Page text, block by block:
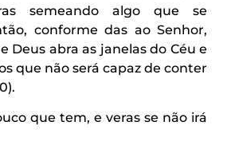
semeando algo que se
conforme das ao Senhor,
Deus abra as janelas do Céu e
que não será capaz de conter
que tem, e veras se não irá